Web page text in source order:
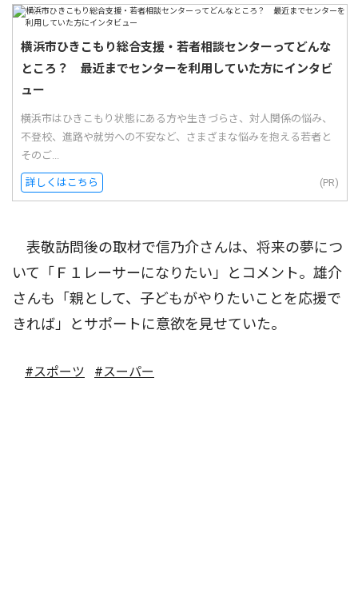
横浜市ひきこもり総合支援・若者相談センターってどんな
ところ？ 最近までセンターを利用していた方にインタビ
ュー
横浜市はひきこもり状態にある方や生きづらさ、対人関係の悩み、
不登校、進路や就労への不安など、さまざまな悩みを抱える若者と
そのご...
詳しくはこちら (PR)
表敬訪問後の取材で信乃介さんは、将来の夢につ
いて「Ｆ１レーサーになりたい」とコメント。雄介
さんも「親として、子どもがやりたいことを応援で
きれば」とサポートに意欲を見せていた。
#スポーツ #スーパー